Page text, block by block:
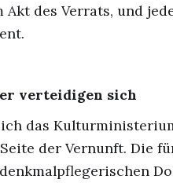
Akt des Verrats, und
verteidigen sich
das
der Vernunft. Die